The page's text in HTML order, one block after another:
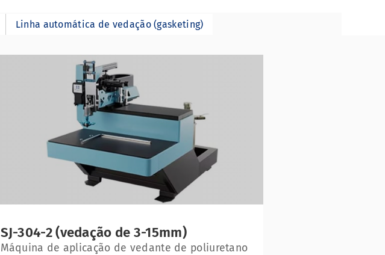
Linha automática de vedação (gasketing)
SJ-304-2 (vedação de 3-15mm)
Máquina de aplicação de vedante de poliuretano